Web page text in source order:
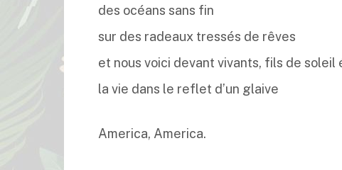
des océans sans fin
sur des radeaux tressés de rêves
et nous voici devant vivants, fils de soleil
la vie dans le reflet d’un glaive
America, America.